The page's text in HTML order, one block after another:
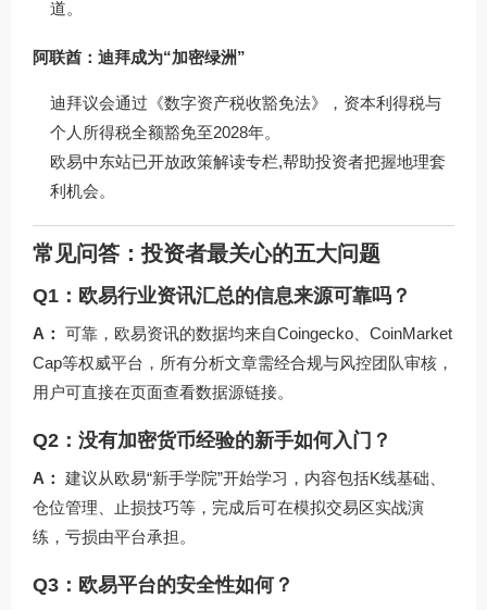
道。
阿联酋：迪拜成为“加密绿洲”
迪拜议会通过《数字资产税收豁免法》，资本利得税与
个人所得税全额豁免至2028年。
欧易中东站已开放政策解读专栏,帮助投资者把握地理套
利机会。
常见问答：投资者最关心的五大问题
Q1：欧易行业资讯汇总的信息来源可靠吗？
A： 可靠，欧易资讯的数据均来自Coingecko、CoinMarket
Cap等权威平台，所有分析文章需经合规与风控团队审核，
用户可直接在页面查看数据源链接。
Q2：没有加密货币经验的新手如何入门？
A： 建议从欧易“新手学院”开始学习，内容包括K线基础、
仓位管理、止损技巧等，完成后可在模拟交易区实战演
练，亏损由平台承担。
Q3：欧易平台的安全性如何？